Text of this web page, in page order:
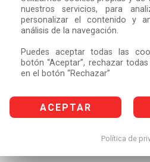
nuestros servicios, para
personalizar el contenido y
análisis de la navegación.
Puedes aceptar todas las
botón “Aceptar”, rechazar
en el botón “Rechazar”
ACEPTAR
Política de